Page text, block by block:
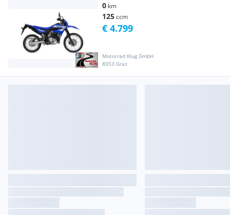
0 km
125ccm
Motorrad Klug GmbH
8053 Graz
€ 4.799